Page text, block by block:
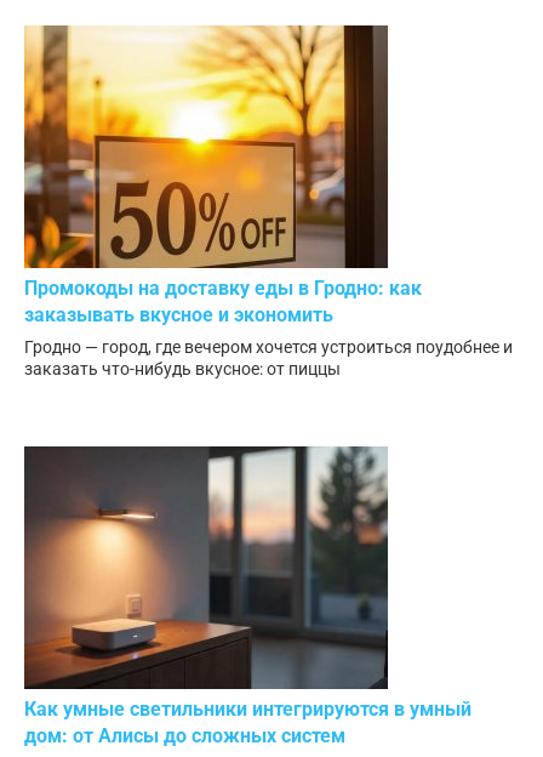
Промокоды на доставку еды в Гродно: как
заказывать вкусное и экономить
Гродно — город, где вечером хочется устроиться поудобнее и
заказать что-нибудь вкусное: от пиццы
Как умные светильники интегрируются в умный
дом: от Алисы до сложных систем